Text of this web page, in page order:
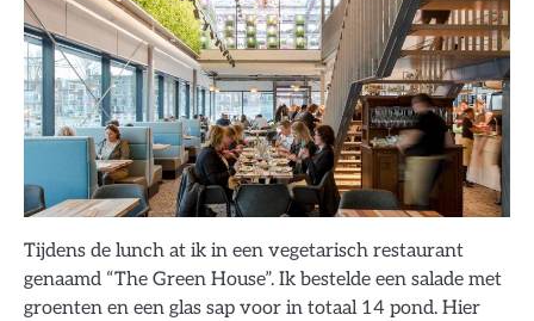
Tijdens de lunch at ik in een vegetarisch restaurant
genaamd “The Green House”. Ik bestelde een salade met
groenten en een glas sap voor in totaal 14 pond. Hier